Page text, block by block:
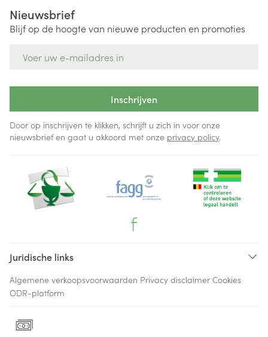
Nieuwsbrief
Blijf op de hoogte van nieuwe producten en promoties
Inschrijven
Door op inschrijven te klikken, schrijft u zich in voor onze
nieuwsbrief en gaat u akkoord met onze privacy policy.
Juridische links
Algemene verkoopsvoorwaarden Privacy disclaimer Cookies
ODR-platform